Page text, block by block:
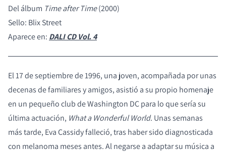
Del álbum Time after Time(2000)
Sello: Blix Street
Aparece en: DALI CD Vol. 4
El 17 de septiembre de 1996, una joven, acompañada por unas
decenas de familiares y amigos, asistió a su propio homenaje
en un pequeño club de Washington DC para lo que sería su
última actuación, What a Wonderful World. Unas semanas
más tarde, Eva Cassidy falleció, tras haber sido diagnosticada
con melanoma meses antes. Al negarse a adaptar su música a